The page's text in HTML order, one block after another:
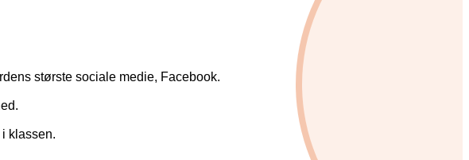
største sociale medie, Facebook.
klassen.